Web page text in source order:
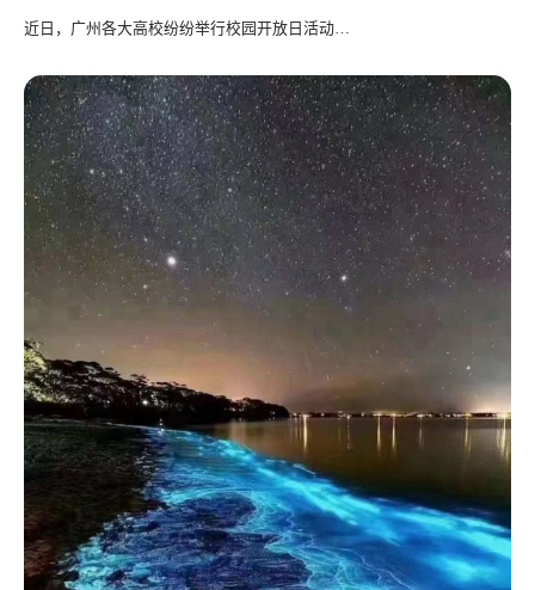
近日，广州各大高校纷纷举行校园开放日活动…